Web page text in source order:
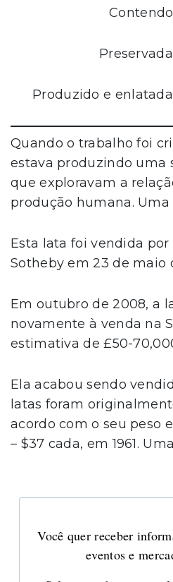
Produzido e enlatada
Quando o trabalho foi
estava produzindo uma
que exploravam a
produção humana. Uma
Esta lata foi vendida por
Sotheby em 23 de maio
Em outubro de 2008, a
novamente à venda na
estimativa de £50-
Ela acabou sendo
latas foram
acordo com o seu peso
– $37 cada, em 1961.
Você quer receber
eventos e